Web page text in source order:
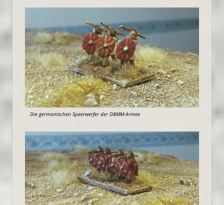
Die germanischen Speerwerfer der DBMM-Armee